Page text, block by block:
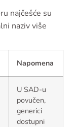
najčešće su
naziv više
Napomena
U SAD-u
povučen,
generici
dostupni